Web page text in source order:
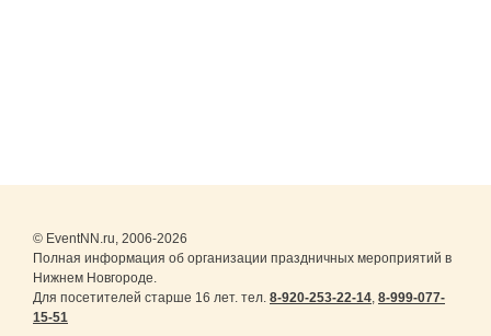
© EventNN.ru, 2006-2026
Полная информация об организации праздничных мероприятий в
Нижнем Новгороде.
Для посетителей старше 16 лет. тел. 8-920-253-22-14, 8-999-077-
15-51